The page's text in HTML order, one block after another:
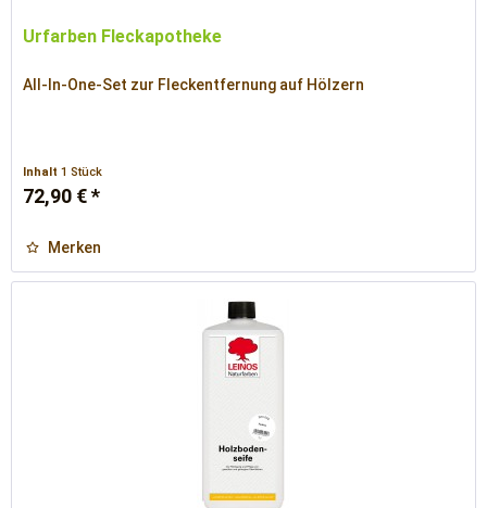
Urfarben Fleckapotheke
All-In-One-Set zur Fleckentfernung auf Hölzern
Inhalt1 Stück
72,90 € *
Merken